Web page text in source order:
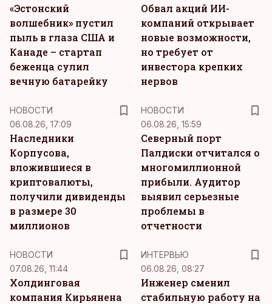
«Эстонский
волшебник» пустил
пыль в глаза США и
Канаде – стартап
беженца сулил
вечную батарейку
Обвал акций ИИ-
компаний открывает
новые возможности,
но требует от
инвестора крепких
нервов
НОВОСТИ
06.08.26, 17:09
Наследники
Корпусова,
вложившиеся в
криптовалюты,
получили дивиденды
в размере 30
миллионов
НОВОСТИ
06.08.26, 15:59
Северный порт
Палдиски отчитался о
многомиллионной
прибыли. Аудитор
выявил серьезные
проблемы в
отчетности
НОВОСТИ
07.08.26, 11:44
Холдинговая
компания Кирьянена
ИНТЕРВЬЮ
06.08.26, 08:27
Инженер сменил
стабильную работу на